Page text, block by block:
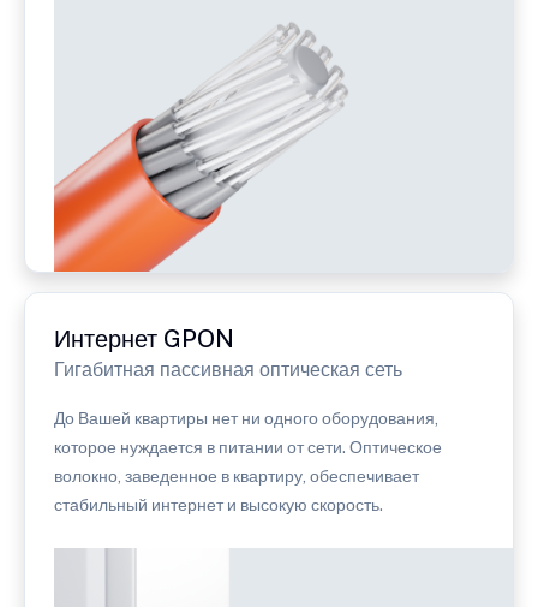
Интернет GPON
Гигабитная пассивная оптическая сеть
До Вашей квартиры нет ни одного оборудования,
которое нуждается в питании от сети. Оптическое
волокно, заведенное в квартиру, обеспечивает
стабильный интернет и высокую скорость.